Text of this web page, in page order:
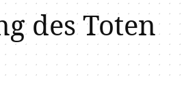
des Toten